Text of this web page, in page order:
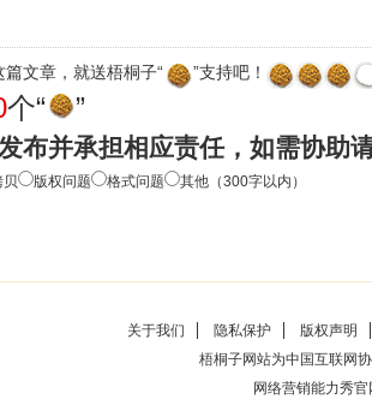
文章，就送梧桐子“ ”支持吧！
个“ ”
布并承担相应责任，如需协助
贝 版权问题 格式问题 其他（300字以内）
关于我们 隐私保护
版权声明
梧桐子网站为中国互联网
网络营销能力秀官